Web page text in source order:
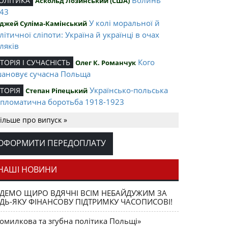
Суліма-Камінський У колі моральної й
сліпоти: Україна й українці в очах
І СУЧАСНІСТЬ Олег К. Романчук Кого
сучасна Польща
Степан Ріпецький Українсько-польська
боротьба 1918-1923
НАЦІЇ Оксана Захарчук
ВИДАННЯ Юрій Щербак Opus magnum
К. Романчука
К. Романчука
РЕДАКЦІЙНЕ Олег К. Романчук Журавель і
як уособлення української політстратегії й
про випуск »
ПЕРЕДОПЛАТУ
НОВИНИ
ЩИРО ВДЯЧНІ ВСІМ НЕБАЙДУЖИМ ЗА
ЯКУ ФІНАНСОВУ ПІДТРИМКУ ЧАСОПИСОВІ!
та згубна політика Польщі»